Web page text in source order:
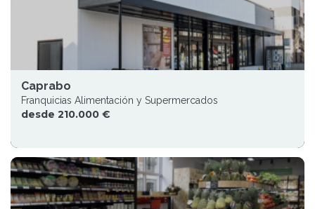
Caprabo
Franquicias Alimentación y Supermercados
desde 210.000 €